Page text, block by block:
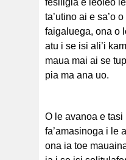
fesiligia e leoleo
ta’utino ai e sa’o
faigaluega, ona o
atu i se isi ali’i
maua mai ai se
pia ma ana uo.
O le avanoa e tasi
fa’amasinoga i le
ona ia toe